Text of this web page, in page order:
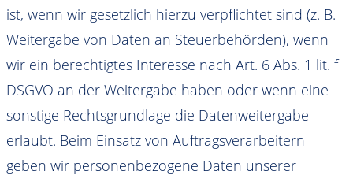
ist, wenn wir gesetzlich hierzu verpflichtet sind (z. B.
Weitergabe von Daten an Steuerbehörden), wenn
wir ein berechtigtes Interesse nach Art. 6 Abs. 1 lit. f
DSGVO an der Weitergabe haben oder wenn eine
sonstige Rechtsgrundlage die Datenweitergabe
erlaubt. Beim Einsatz von Auftragsverarbeitern
geben wir personenbezogene Daten unserer